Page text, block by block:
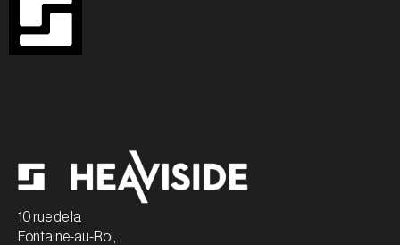
10 rue de la
Fontaine-au-Roi,